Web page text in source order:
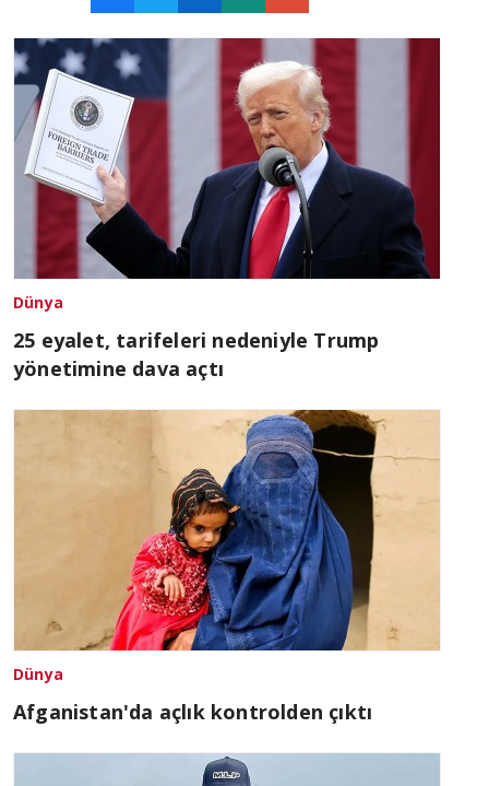
Dünya
25 eyalet, tarifeleri nedeniyle Trump
yönetimine dava açtı
Dünya
Afganistan'da açlık kontrolden çıktı